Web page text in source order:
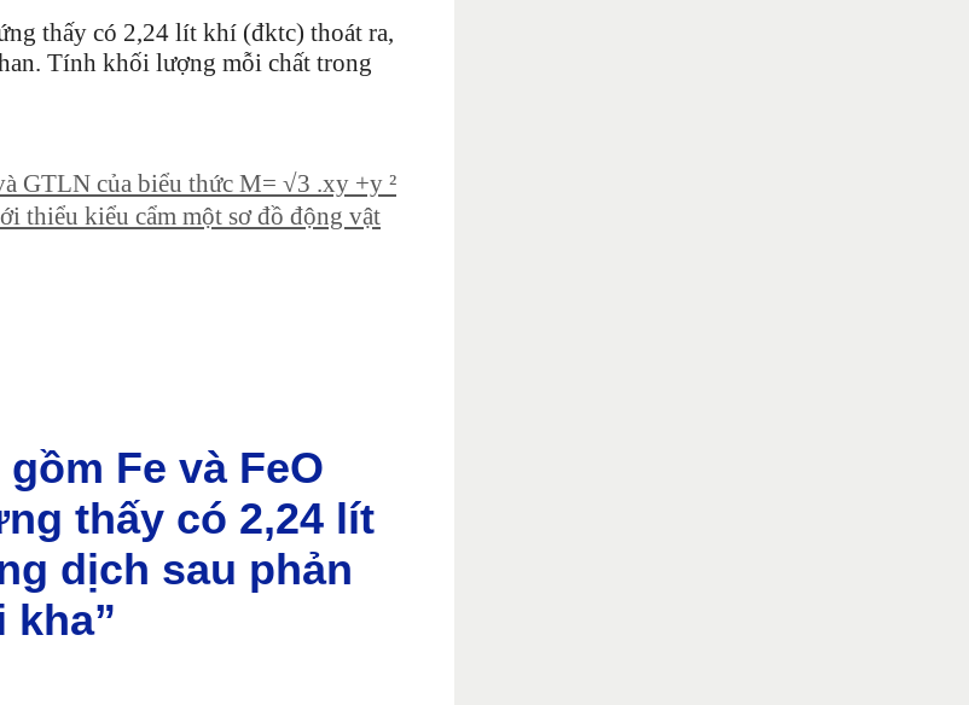
thấy có 2,24 lít khí (đktc) thoát ra,
Tính khối lượng mỗi chất trong
GTLN của biểu thức M= √3 .xy +y ²
thiểu kiểu cẩm một sơ đồ động vật
Fe và FeO
thấy có 2,24 lít
dịch sau phản
kha”